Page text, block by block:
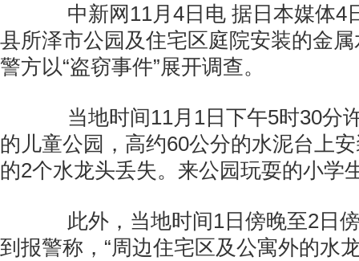
中新网11月4日电 据日本媒体4
县所泽市公园及住宅区庭院安装的金
警方以“盗窃事件”展开调查。
当地时间11月1日下午5时30分
的儿童公园，高约60公分的水泥台上
的2个水龙头丢失。来公园玩耍的小学
此外，当地时间1日傍晚至2日傍
到报警称，“周边住宅区及公寓外的水